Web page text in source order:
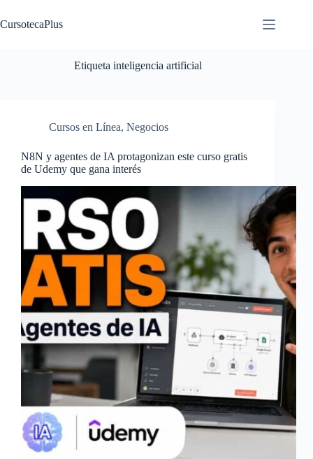
al
contenido
CursotecaPlus
Etiqueta inteligencia artificial
Cursos en Línea, Negocios
N8N y agentes de IA protagonizan este curso gratis
de Udemy que gana interés